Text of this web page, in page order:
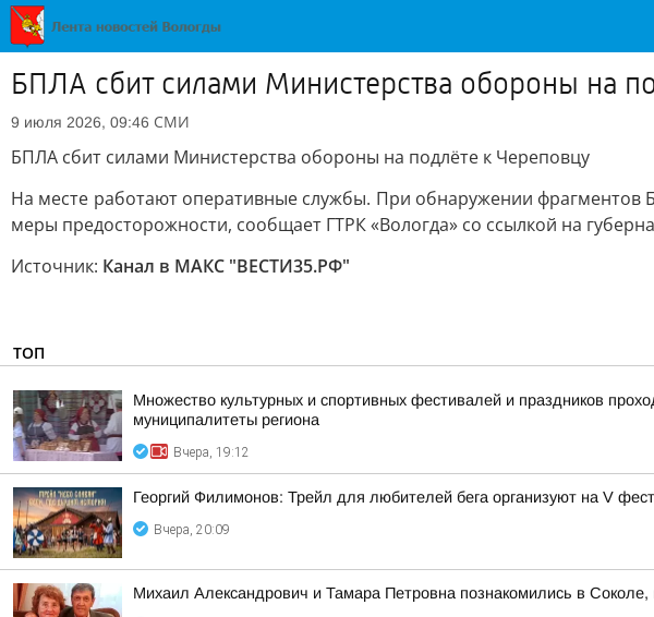
БПЛА сбит силами Министерства обороны на
9 июля 2026, 09:46 СМИ
БПЛА сбит силами Министерства обороны на подлёте к Череповцу
На месте работают оперативные службы. При обнаружении фрагментов
меры предосторожности, сообщает ГТРК «Вологда» со ссылкой на
Источник: Канал в МАКС "ВЕСТИ35.РФ"
ТОП
Множество культурных и спортивных фестивалей и праздников
муниципалитеты региона
Вчера, 19:12
Георгий Филимонов: Трейл для любителей бега организуют на V
Вчера, 20:09
Михаил Александрович и Тамара Петровна познакомились в